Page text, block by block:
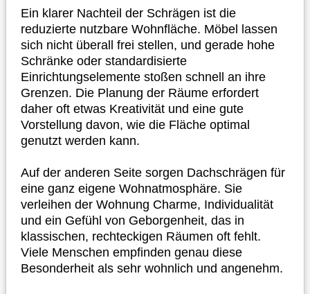
Ein klarer Nachteil der Schrägen ist die
reduzierte nutzbare Wohnfläche. Möbel lassen
sich nicht überall frei stellen, und gerade hohe
Schränke oder standardisierte
Einrichtungselemente stoßen schnell an ihre
Grenzen. Die Planung der Räume erfordert
daher oft etwas Kreativität und eine gute
Vorstellung davon, wie die Fläche optimal
genutzt werden kann.
Auf der anderen Seite sorgen Dachschrägen für
eine ganz eigene Wohnatmosphäre. Sie
verleihen der Wohnung Charme, Individualität
und ein Gefühl von Geborgenheit, das in
klassischen, rechteckigen Räumen oft fehlt.
Viele Menschen empfinden genau diese
Besonderheit als sehr wohnlich und angenehm.